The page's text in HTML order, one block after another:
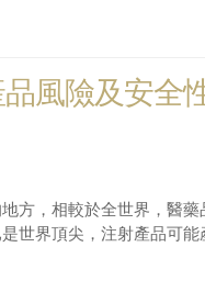
風險及安全
方，相較於全世界，醫藥
世界頂尖，注射產品可能